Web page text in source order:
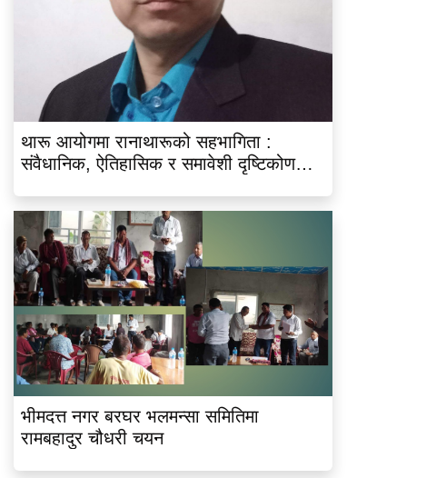
थारू आयोगमा रानाथारूको सहभागिता :
संवैधानिक, ऐतिहासिक र समावेशी दृष्टिकोणबाट
भीमदत्त नगर बरघर भलमन्सा समितिमा
रामबहादुर चौधरी चयन